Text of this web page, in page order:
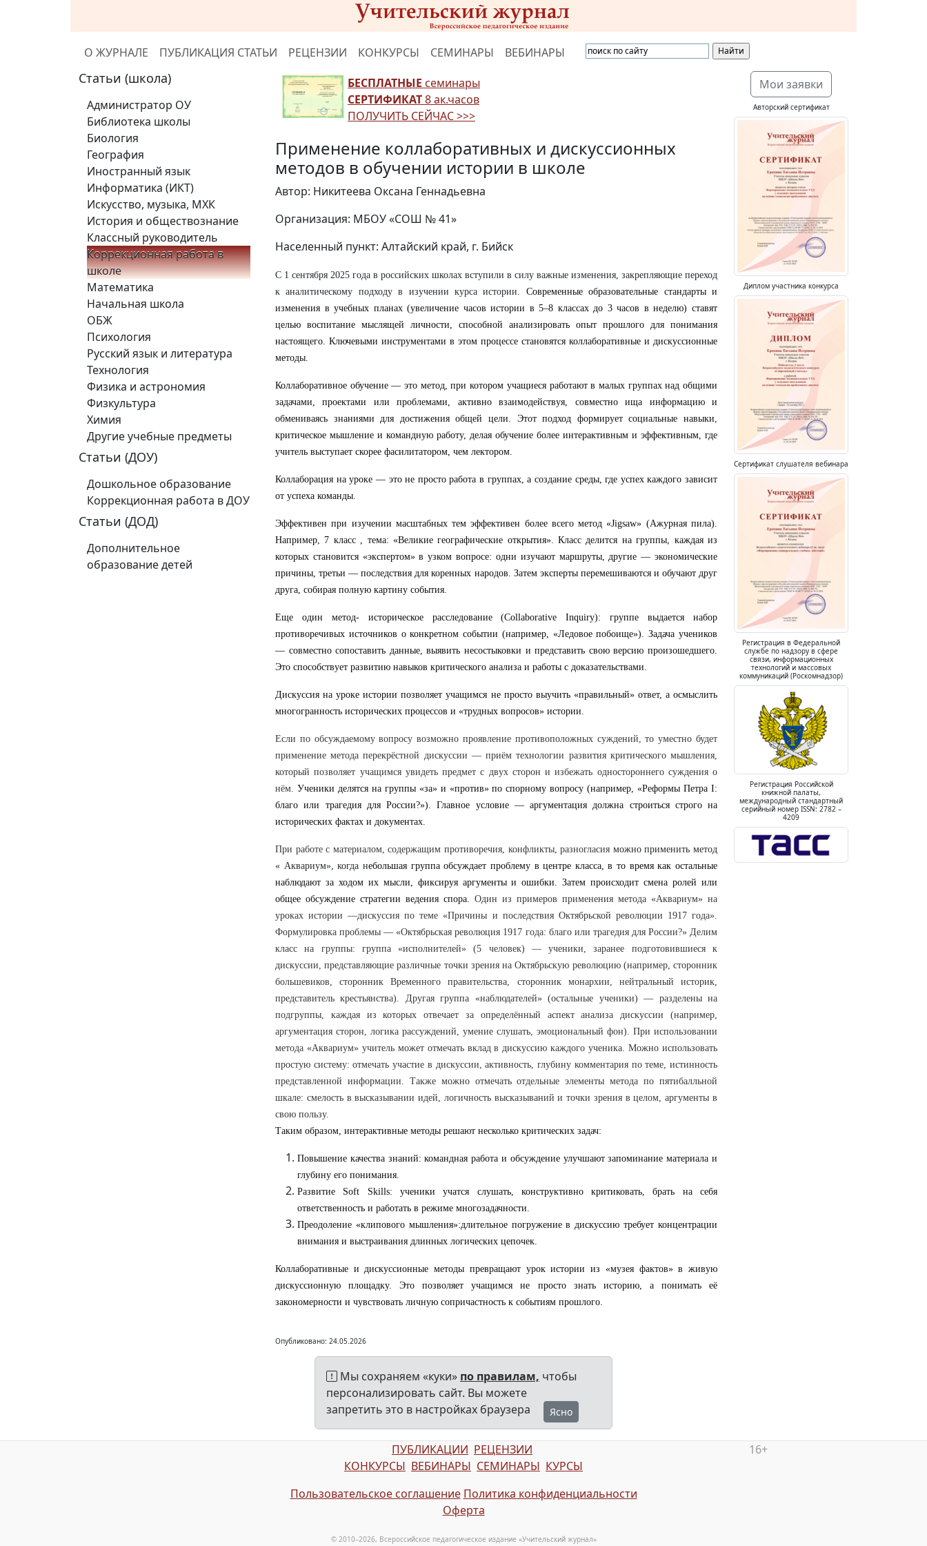
О ЖУРНАЛЕ ПУБЛИКАЦИЯ СТАТЬИ РЕЦЕНЗИИ КОНКУРСЫ СЕМИНАРЫ ВЕБИНАРЫ
Статьи (школа)
Администратор ОУ
Библиотека школы
Биология
География
Иностранный язык
Информатика (ИКТ)
Искусство, музыка, МХК
История и обществознание
Классный руководитель
Коррекционная работа в
школе
Математика
Начальная школа
ОБЖ
Психология
Русский язык и литература
Технология
Физика и астрономия
Физкультура
Химия
Другие учебные предметы
Статьи (ДОУ)
Дошкольное образование
Коррекционная работа в ДОУ
Статьи (ДОД)
Дополнительное
образование детей
БЕСПЛАТНЫЕ семинары
СЕРТИФИКАТ8 ак.часов
ПОЛУЧИТЬ СЕЙЧАС >>>
Применение коллаборативных и дискуссионных
методов в обучении истории в школе
Автор: Никитеева Оксана Геннадьевна
Организация: МБОУ «СОШ № 41»
Населенный пункт: Алтайский край, г. Бийск
С 1 сентября 2025 года в российских школах вступили в силу важные изменения, закрепляющие переход
к аналитическому подходу в изучении курса истории.
Современные образовательные стандарты и
изменения в учебных планах (увеличение часов истории в 5–8 классах до 3 часов в неделю) ставят
целью воспитание мыслящей личности, способной анализировать опыт прошлого для понимания
настоящего. Ключевыми инструментами в этом процессе становятся коллаборативные и дискуссионные
методы.
Коллаборативное обучение — это метод, при котором учащиеся работают в малых группах над общими
задачами, проектами или проблемами, активно взаимодействуя, совместно ища информацию и
обмениваясь знаниями для достижения общей цели. Этот подход формирует социальные навыки,
критическое мышление и командную работу, делая обучение более интерактивным и эффективным, где
учитель выступает скорее фасилитатором, чем лектором.
Коллаборация на уроке — это не просто работа в группах, а создание среды, где успех каждого зависит
от успеха команды.
Эффективен при изучении масштабных тем эффективен более всего метод «Jigsaw» (Ажурная пила).
Например, 7 класс , тема: «Великие географические открытия». Класс делится на группы, каждая из
которых становится «экспертом» в узком вопросе: одни изучают маршруты, другие — экономические
причины, третьи — последствия для коренных народов. Затем эксперты перемешиваются и обучают друг
друга, собирая полную картину события.
Еще один метод- историческое расследование (Collaborative Inquiry): группе выдается набор
противоречивых источников о конкретном событии (например, «Ледовое побоище»). Задача учеников
— совместно сопоставить данные, выявить несостыковки и представить свою версию произошедшего.
Это способствует развитию навыков критического анализа и работы с доказательствами.
Дискуссия на уроке истории позволяет учащимся не просто выучить «правильный» ответ, а осмыслить
многогранность исторических процессов и «трудных вопросов» истории.
Если по обсуждаемому вопросу возможно проявление противоположных суждений, то уместно будет
применение метода перекрёстной дискуссии — приём технологии развития критического мышления,
который позволяет учащимся увидеть предмет с двух сторон и избежать одностороннего суждения о
нём. Ученики делятся на группы «за» и «против» по спорному вопросу (например, «Реформы Петра I:
благо или трагедия для России?»). Главное условие — аргументация должна строиться строго на
исторических фактах и документах.
При работе с материалом, содержащим противоречия, конфликты, разногласия можно применить метод
« Аквариум», когда небольшая группа обсуждает проблему в центре класса, в то время как остальные
наблюдают за ходом их мысли, фиксируя аргументы и ошибки. Затем происходит смена ролей или
общее обсуждение стратегии ведения спора. Один из примеров применения метода «Аквариум» на
уроках истории —дискуссия по теме «Причины и последствия Октябрьской революции 1917 года».
Формулировка проблемы — «Октябрьская революция 1917 года: благо или трагедия для России?» Делим
класс на группы: группа «исполнителей» (5 человек) — ученики, заранее подготовившиеся к
дискуссии, представляющие различные точки зрения на Октябрьскую революцию (например, сторонник
большевиков, сторонник Временного правительства, сторонник монархии, нейтральный историк,
представитель крестьянства). Другая группа «наблюдателей» (остальные ученики) — разделены на
подгруппы, каждая из которых отвечает за определённый аспект анализа дискуссии (например,
аргументация сторон, логика рассуждений, умение слушать, эмоциональный фон). При использовании
метода «Аквариум» учитель может отмечать вклад в дискуссию каждого ученика. Можно использовать
простую систему: отмечать участие в дискуссии, активность, глубину комментария по теме, истинность
представленной информации. Также можно отмечать отдельные элементы метода по пятибалльной
шкале: смелость в высказывании идей, логичность высказываний и точки зрения в целом, аргументы в
свою пользу.
Таким образом, интерактивные методы решают несколько критических задач:
Повышение качества знаний: командная работа и обсуждение улучшают запоминание материала и
глубину его понимания.
Развитие Soft Skills: ученики учатся слушать, конструктивно критиковать, брать на себя
ответственность и работать в режиме многозадачности.
Преодоление «клипового мышления»:длительное погружение в дискуссию требует концентрации
внимания и выстраивания длинных логических цепочек.
Коллаборативные и дискуссионные методы превращают урок истории из «музея фактов» в живую
дискуссионную площадку. Это позволяет учащимся не просто знать историю, а понимать её
закономерности и чувствовать личную сопричастность к событиям прошлого.
Опубликовано: 24.05.2026
Мои заявки
Авторский сертификат
Диплом участника конкурса
Сертификат слушателя вебинара
Регистрация в Федеральной
службе по надзору в сфере
связи, информационных
технологий и массовых
коммуникаций (Роскомнадзор)
Регистрация Российской
книжной палаты,
международный стандартный
серийный номер ISSN: 2782 –
4209
Мы сохраняем «куки» по правилам, чтобы
персонализировать сайт. Вы можете
запретить это в настройках браузера
Ясно
ПУБЛИКАЦИИ РЕЦЕНЗИИ
КОНКУРСЫ ВЕБИНАРЫ СЕМИНАРЫ КУРСЫ
Пользовательское соглашение Политика конфиденциальности
Оферта
© 2010–2026, Всероссийское педагогическое издание «Учительский журнал»
16+